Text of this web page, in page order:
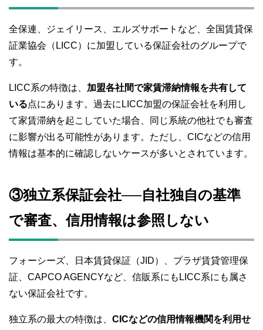
全保連、ジェイリース、エルズサポートなど、全国賃貸保
証業協会（LICC）に加盟している保証会社のグループで
す。
LICC系の特徴は、 加盟各社間で家賃滞納情報を共有して
いる点にあります。過去にLICC加盟の保証会社を利用し
て家賃滞納を起こしていた場合、同じ系統の他社でも審査
に影響が出る可能性があります。ただし、CICなどの信用
情報は基本的に確認しないケースが多いとされています。
③独立系保証会社──自社独自の基準
で審査、信用情報は参照しない
フォーシーズ、日本賃貸保証（JID）、プラザ賃貸管理保
証、CAPCO AGENCYなど、信販系にもLICC系にも属さ
ない保証会社です。
独立系の最大の特徴は、 CICなどの信用情報機関を利用せ